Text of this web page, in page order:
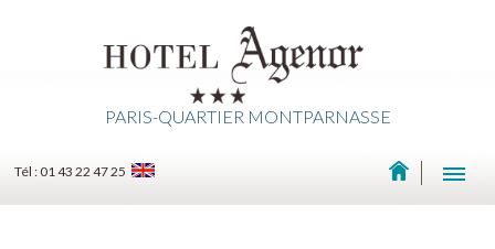
PARIS-QUARTIER MONTPARNASSE
Tél : 01 43 22 47 25